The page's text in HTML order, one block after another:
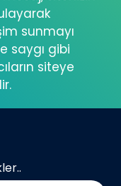
sunmayı
saygı gibi
siteye